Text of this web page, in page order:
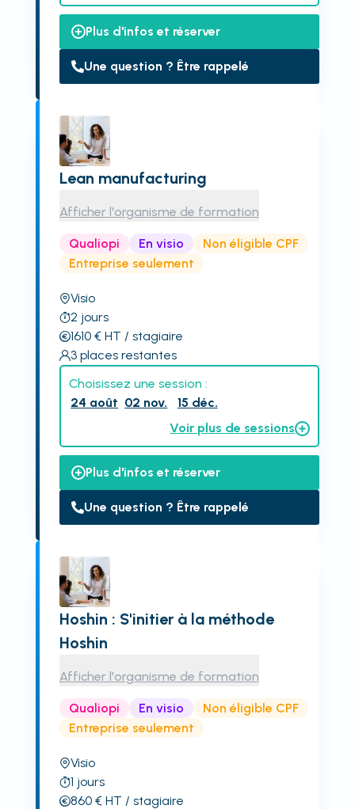
Plus d'infos et réserver
Une question ? Être rappelé
Lean manufacturing
Afficher l'organisme de formation
Qualiopi En visio
Non éligible CPF
Entreprise seulement
Visio
2 jours
1610€ HT / stagiaire
3 places restantes
Choisissez une session :
24 août 02 nov.
15 déc.
Voir plus de sessions
Plus d'infos et réserver
Une question ? Être rappelé
Hoshin : S'initier à la méthode
Hoshin
Afficher l'organisme de formation
Qualiopi En visio
Non éligible CPF
Entreprise seulement
Visio
1 jours
860€ HT / stagiaire